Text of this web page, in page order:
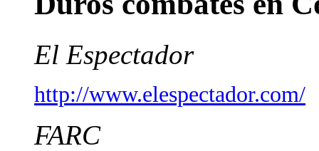
El Espectador
http://www.elespectador.com/
FARC